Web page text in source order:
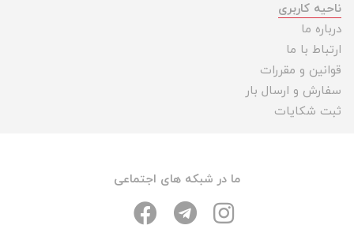
ناحیه کاربری
درباره ما
ارتباط با ما
قوانین و مقررات
سفارش و ارسال بار
ثبت شکایات
ما در شبکه های اجتماعی